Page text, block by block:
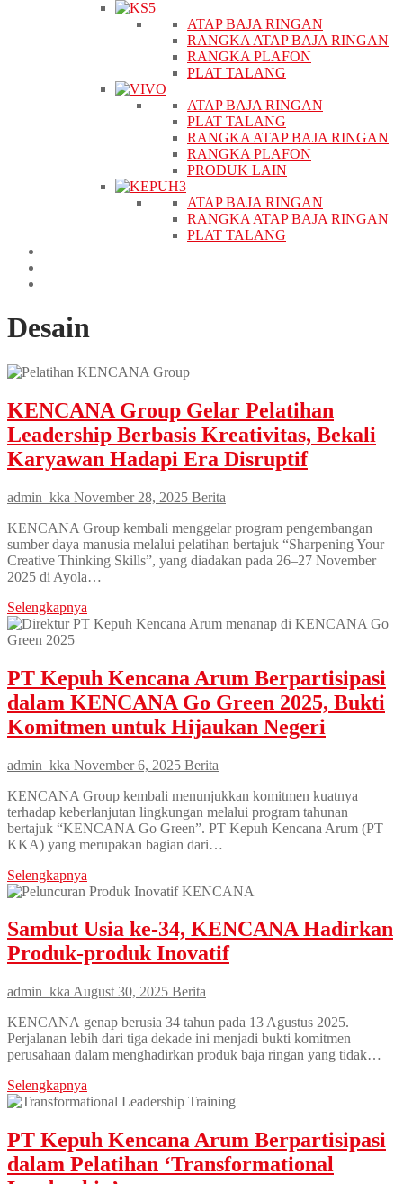
ATAP BAJA RINGAN
RANGKA ATAP BAJA RINGAN
RANGKA PLAFON
PLAT TALANG
ATAP BAJA RINGAN
PLAT TALANG
RANGKA ATAP BAJA RINGAN
RANGKA PLAFON
PRODUK LAIN
ATAP BAJA RINGAN
RANGKA ATAP BAJA RINGAN
PLAT TALANG
Desain
KENCANA Group Gelar Pelatihan
Leadership Berbasis Kreativitas, Bekali
Karyawan Hadapi Era Disruptif
admin_kka November 28, 2025 Berita
KENCANA Group kembali menggelar program pengembangan
sumber daya manusia melalui pelatihan bertajuk “Sharpening Your
Creative Thinking Skills”, yang diadakan pada 26–27 November
2025 di Ayola…
Selengkapnya
PT Kepuh Kencana Arum Berpartisipasi
dalam KENCANA Go Green 2025, Bukti
Komitmen untuk Hijaukan Negeri
admin_kka November 6, 2025 Berita
KENCANA Group kembali menunjukkan komitmen kuatnya
terhadap keberlanjutan lingkungan melalui program tahunan
bertajuk “KENCANA Go Green”. PT Kepuh Kencana Arum (PT
KKA) yang merupakan bagian dari…
Selengkapnya
Sambut Usia ke-34, KENCANA Hadirkan
Produk-produk Inovatif
admin_kka August 30, 2025 Berita
KENCANA genap berusia 34 tahun pada 13 Agustus 2025.
Perjalanan lebih dari tiga dekade ini menjadi bukti komitmen
perusahaan dalam menghadirkan produk baja ringan yang tidak…
Selengkapnya
PT Kepuh Kencana Arum Berpartisipasi
dalam Pelatihan ‘Transformational